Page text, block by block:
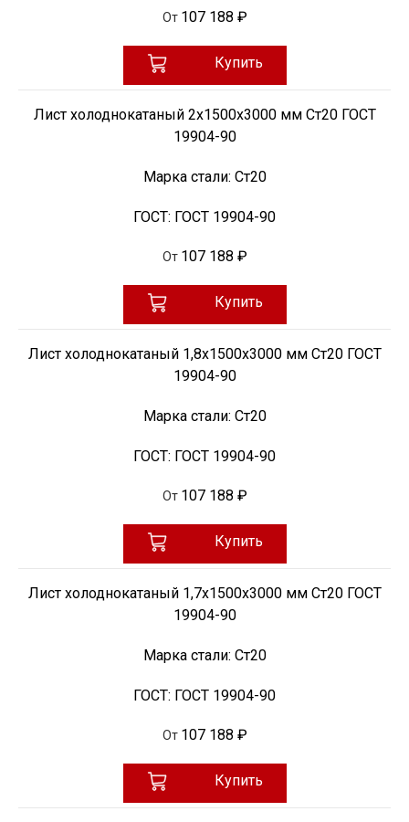
От 107 188 ₽
Купить
Лист холоднокатаный 2х1500х3000 мм Ст20 ГОСТ
19904-90
Марка стали: Ст20
ГОСТ: ГОСТ 19904-90
От 107 188 ₽
Купить
Лист холоднокатаный 1,8х1500х3000 мм Ст20 ГОСТ
19904-90
Марка стали: Ст20
ГОСТ: ГОСТ 19904-90
От 107 188 ₽
Купить
Лист холоднокатаный 1,7х1500х3000 мм Ст20 ГОСТ
19904-90
Марка стали: Ст20
ГОСТ: ГОСТ 19904-90
От 107 188 ₽
Купить